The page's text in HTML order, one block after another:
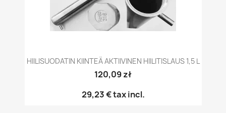
HIILISUODATIN KIINTEÄ AKTIIVINEN HIILITISLAUS 1,5 L
120,09 zł
29,23 €tax incl.